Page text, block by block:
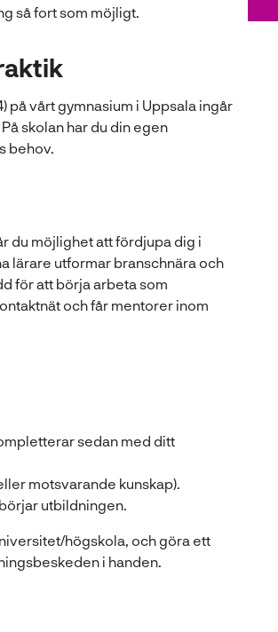
så fort som möjligt.
på vårt gymnasium i Uppsala ingår
skolan har du din egen
behov.
du möjlighet att fördjupa dig i
lärare utformar branschnära och
för att börja arbeta som
och får mentorer inom
sedan med ditt
motsvarande kunskap).
utbildningen.
högskola, och göra ett
i handen.